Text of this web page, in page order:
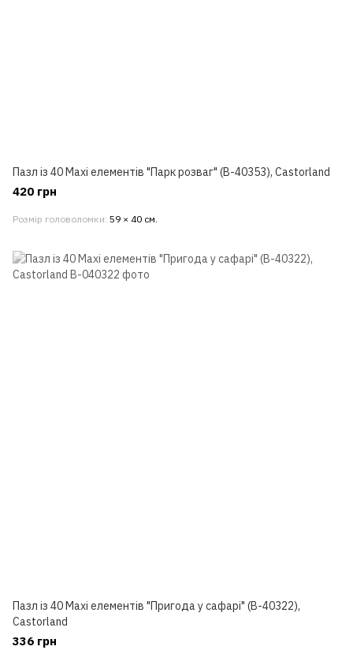
Пазл із 40 Maxi елементів "Парк розваг" (B-40353), Castorland
420 грн
Розмір головоломки 59 × 40 см.
Пазл із 40 Maxi елементів "Пригода у сафарі" (B-40322),
Castorland
336 грн